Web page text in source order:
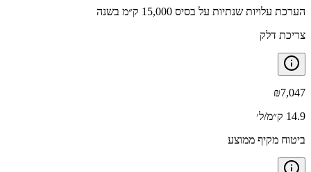
הערכת עלויות שנתיות על בסיס 15,000 ק״מ בשנה
צריכת דלק
₪7,047
14.9 ק״מ/ל׳
ביטוח מקיף ממוצע